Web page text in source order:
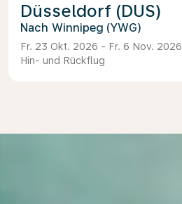
Düsseldorf (DUS)
Winnipeg (YWG)
Fr. 23 Okt. 2026 - Fr. 6 Nov. 2026
Hin- und Rückflug